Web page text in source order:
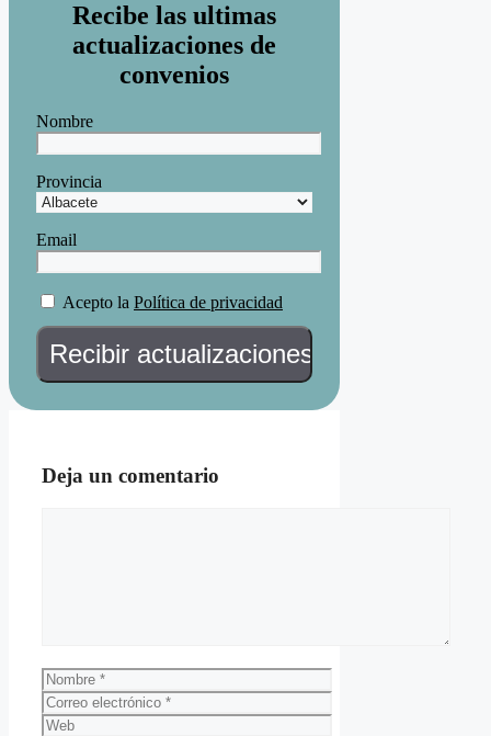
Recibe las ultimas
actualizaciones de
convenios
Nombre
Provincia
Email
Acepto la Política de privacidad
Deja un comentario
Nombre
Correo
electrónico
Web